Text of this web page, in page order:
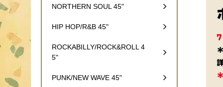
NORTHERN SOUL 45"
HIP HOP/R&B 45"
ROCKABILLY/ROCK&ROLL 4
5"
PUNK/NEW WAVE 45"